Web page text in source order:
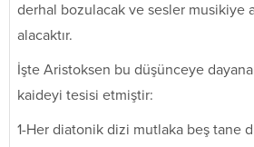
derhal bozulacak ve sesler musikiye
alacaktır.
İşte Aristoksen bu düşünceye
kaideyi tesisi etmiştir:
1-Her diatonik dizi mutlaka beş tane